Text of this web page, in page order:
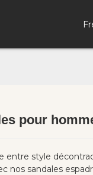
pour
entre style
nos sandales